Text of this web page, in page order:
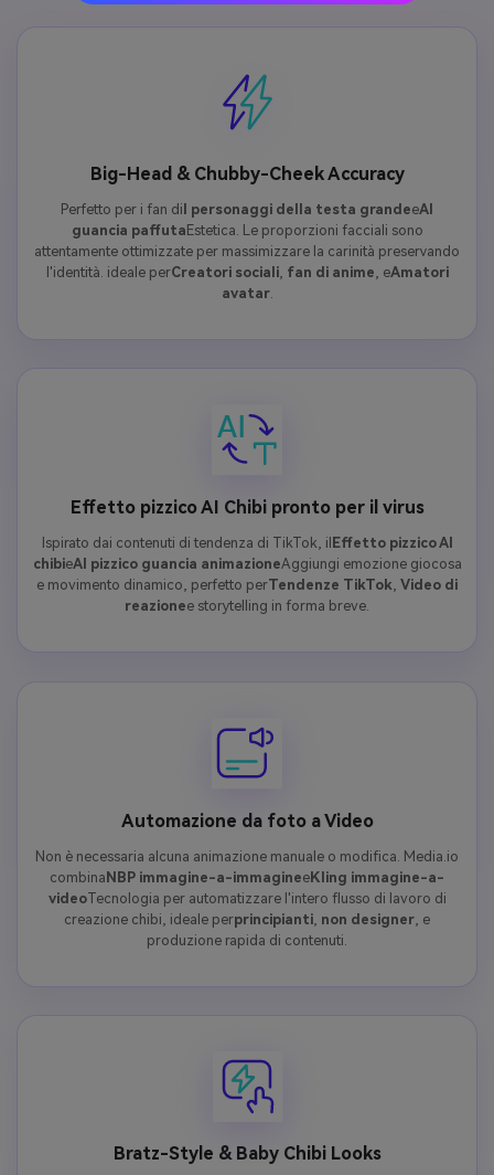
Big-Head & Chubby-Cheek Accuracy
Perfetto per i fan diI personaggi della testa grandeeAI
guancia paffutaEstetica. Le proporzioni facciali sono
attentamente ottimizzate per massimizzare la carinità preservando
l'identità. ideale perCreatori sociali, fan di anime , eAmatori
avatar.
Effetto pizzico AI Chibi pronto per il virus
Ispirato dai contenuti di tendenza di TikTok, il Effetto pizzico AI
chibieAI pizzico guancia animazioneAggiungi emozione giocosa
e movimento dinamico, perfetto perTendenze TikTok, Video di
reazionee storytelling in forma breve.
Automazione da foto a Video
Non è necessaria alcuna animazione manuale o modifica. Media.io
combinaNBP immagine-a-immagineeKling immagine-a-
videoTecnologia per automatizzare l'intero flusso di lavoro di
creazione chibi, ideale perprincipianti non designer , e
produzione rapida di contenuti.
Bratz-Style & Baby Chibi Looks